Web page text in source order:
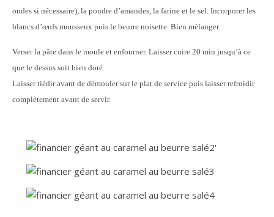
ondes si nécessaire), la poudre d’amandes, la farine et le sel. Incorporer les
blancs d’œufs mousseux puis le beurre noisette. Bien mélanger.
Verser la pâte dans le moule et enfourner. Laisser cuire 20 min jusqu’à ce
que le dessus soit bien doré.
Laisser tiédir avant de démouler sur le plat de service puis laisser refroidir
complètement avant de servir.